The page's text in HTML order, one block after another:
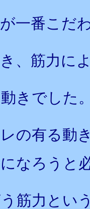
一番こだ
、筋力に
きでした
の有る動
なろうと
筋力とい